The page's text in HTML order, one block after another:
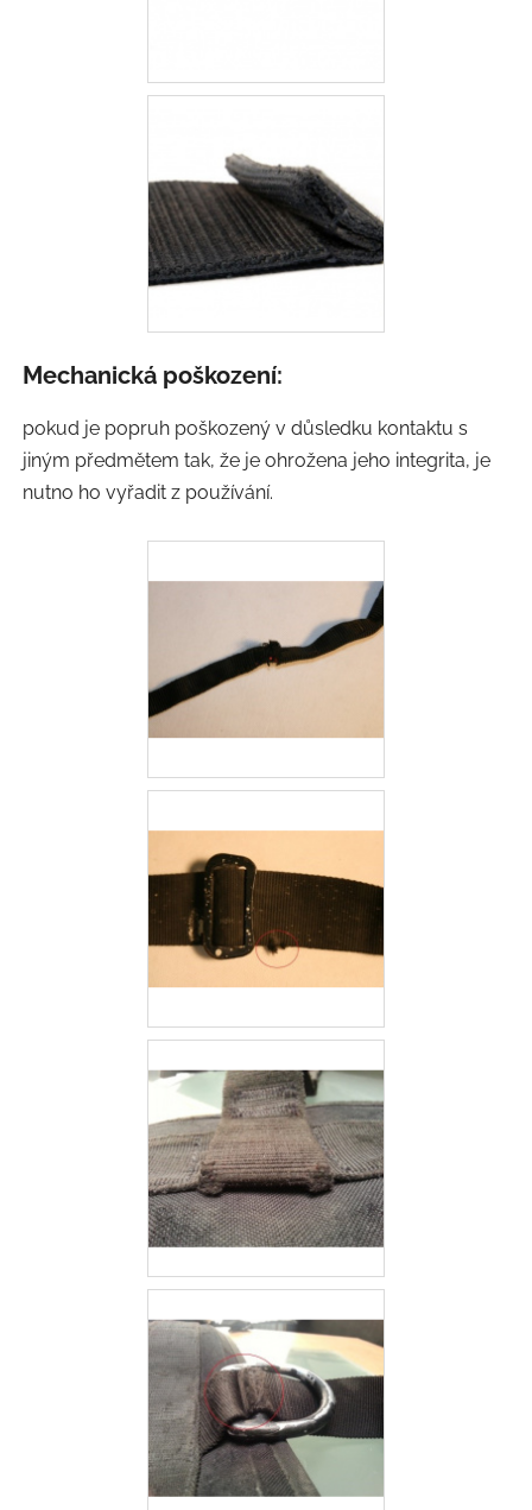
Mechanická poškození:
pokud je popruh poškozený v důsledku kontaktu s
jiným předmětem tak, že je ohrožena jeho integrita, je
nutno ho vyřadit z používání.